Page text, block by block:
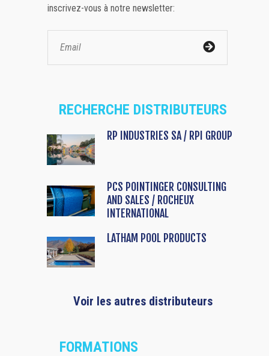
inscrivez-vous à notre newsletter:
RECHERCHE DISTRIBUTEURS
RP INDUSTRIES SA / RPI GROUP
PCS POINTINGER CONSULTING
AND SALES / ROCHEUX
INTERNATIONAL
LATHAM POOL PRODUCTS
Voir les autres distributeurs
FORMATIONS